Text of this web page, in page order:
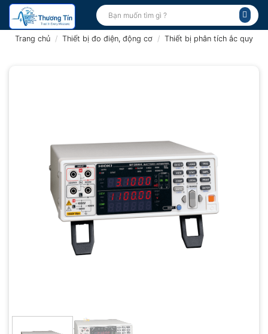
Bỏ
qua
Tìm
kiếm:
Trang chủ / Thiết bị đo điện, động cơ / Thiết bị phân tích ắc quy